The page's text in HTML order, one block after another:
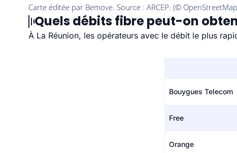
Quels débits fibre peut-on
À La Réunion, les opérateurs avec le débit le plus
Bouygues Telecom
Free
Orange